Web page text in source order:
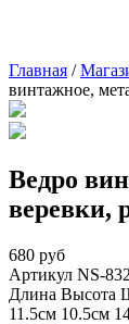
Главная /
винтажное,
Ведро
веревки,
680 руб
Артикул NS-
Длина Высота
11.5см 10.5см